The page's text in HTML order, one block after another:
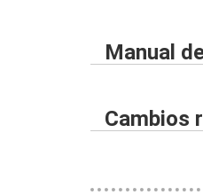
Manual
Cambios